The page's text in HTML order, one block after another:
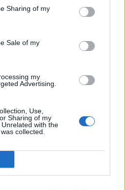
Sharing of my
Sale of my
my
Advertising.
Use,
Sharing of my
with the
collected.
tukia
vuoksi